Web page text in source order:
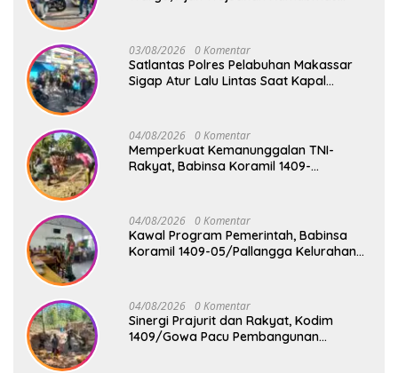
03/08/2026 0 Komentar
Satlantas Polres Pelabuhan Makassar
Sigap Atur Lalu Lintas Saat Kapal
04/08/2026 0 Komentar
Memperkuat Kemanunggalan TNI-
Rakyat, Babinsa Koramil 1409-
04/08/2026 0 Komentar
Kawal Program Pemerintah, Babinsa
Koramil 1409-05/Pallangga Kelurahan
04/08/2026 0 Komentar
Sinergi Prajurit dan Rakyat, Kodim
1409/Gowa Pacu Pembangunan